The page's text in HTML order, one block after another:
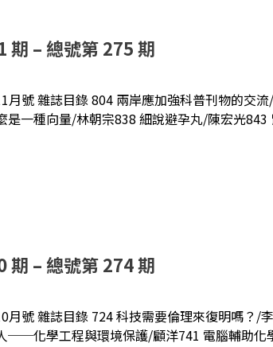
期 – 總號第 275 期
月號 雜誌目錄 804 兩岸應加強科普刊物的
一種向量/林朝宗838 細說避孕丸/陳宏光843
期 – 總號第 274 期
月號 雜誌目錄 724 科技需要倫理來復明嗎？
──化學工程與環境保護/顧洋741 電腦輔助化